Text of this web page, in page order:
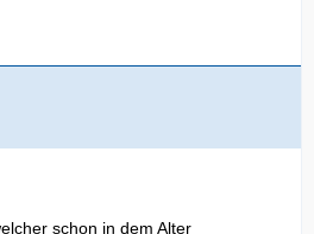
schon in dem Alter